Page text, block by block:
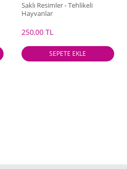
Saklı Resimler - Tehlikeli
Hayvanlar
250,00 TL
SEPETE EKLE